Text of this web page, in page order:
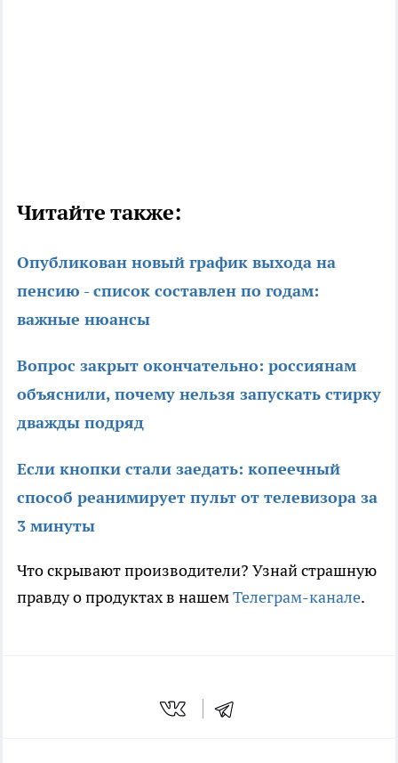
Читайте также:
Опубликован новый график выхода на
пенсию - список составлен по годам:
важные нюансы
Вопрос закрыт окончательно: россиянам
объяснили, почему нельзя запускать стирку
дважды подряд
Если кнопки стали заедать: копеечный
способ реанимирует пульт от телевизора за
3 минуты
Что скрывают производители? Узнай страшную
правду о продуктах в нашемТелеграм-канале.